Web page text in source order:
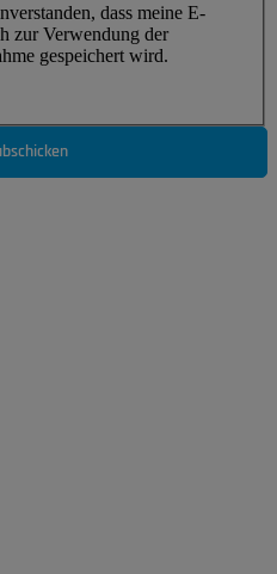
dass meine E-
zur Verwendung der
gespeichert wird.